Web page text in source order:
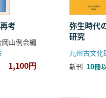
考
山例会編
1,100円
弥生時代
研究
九州古文化
新刊 10冊